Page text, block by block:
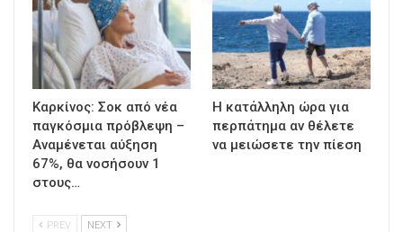
Καρκίνος: Σοκ από νέα
παγκόσμια πρόβλεψη –
Αναμένεται αύξηση
67%, θα νοσήσουν 1
στους…
Η κατάλληλη ώρα για
περπάτημα αν θέλετε
να μειώσετε την πίεση
PREV NEXT